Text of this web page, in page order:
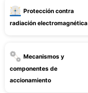
Protección contra
radiación electromagnética
Mecanismos y
componentes de
accionamiento